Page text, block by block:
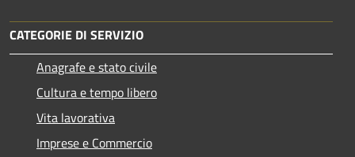
CATEGORIE DI SERVIZIO
Anagrafe e stato civile
Cultura e tempo libero
Vita lavorativa
Imprese e Commercio